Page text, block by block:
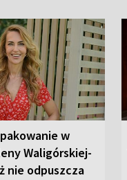
w
Waligórskiej-
nie odpuszcza